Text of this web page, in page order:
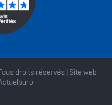
droits réservés | Site web